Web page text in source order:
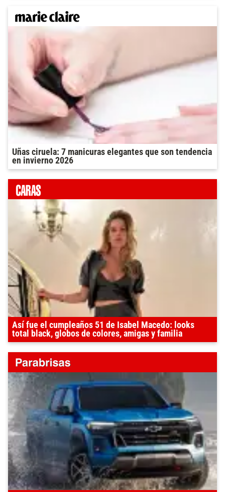
Uñas ciruela: 7 manicuras elegantes que son tendencia
en invierno 2026
Así fue el cumpleaños 51 de Isabel Macedo: looks
total black, globos de colores, amigas y familia